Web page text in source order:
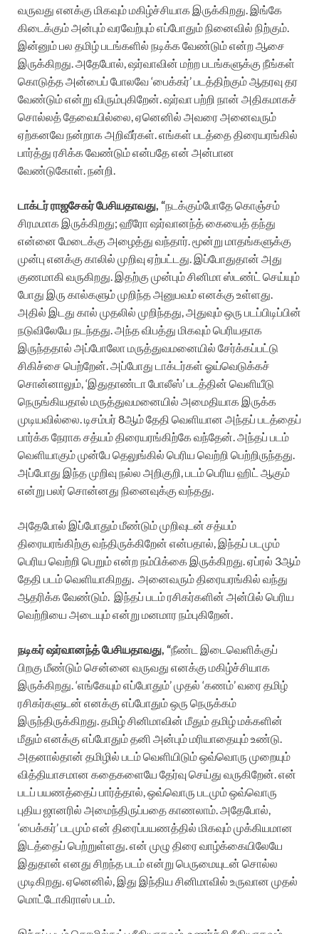
வருவது எனக்கு மிகவும் மகிழ்ச்சியாக இருக்கிறது. இங்கே
கிடைக்கும் அன்பும் வரவேற்பும் எப்போதும் நினைவில் நிற்கும்.
இன்னும் பல தமிழ் படங்களில் நடிக்க வேண்டும் என்ற ஆசை
இருக்கிறது. அதேபோல், ஷர்வாவின் மற்ற படங்களுக்கு நீங்கள்
கொடுத்த அன்பைப் போலவே ‘பைக்கர்’ படத்திற்கும் ஆதரவு தர
வேண்டும் என்று விரும்புகிறேன். ஷர்வா பற்றி நான் அதிகமாகச்
சொல்லத் தேவையில்லை, ஏனெனில் அவரை அனைவரும்
ஏற்கனவே நன்றாக அறிவீர்கள். எங்கள் படத்தை திரையரங்கில்
பார்த்து ரசிக்க வேண்டும் என்பதே என் அன்பான
வேண்டுகோள். நன்றி.
டாக்டர் ராஜசேகர் பேசியதாவது, “நடக்கும்போதே கொஞ்சம்
சிரமமாக இருக்கிறது; ஹீரோ ஷர்வானந்த் கையைத் தந்து
என்னை மேடைக்கு அழைத்து வந்தார். மூன்று மாதங்களுக்கு
முன்பு எனக்கு காலில் முறிவு ஏற்பட்டது. இப்போதுதான் அது
குணமாகி வருகிறது. இதற்கு முன்பும் சினிமா ஸ்டண்ட் செய்யும்
போது இரு கால்களும் முறிந்த அனுபவம் எனக்கு உள்ளது.
அதில் இடது கால் முதலில் முறிந்தது, அதுவும் ஒரு படப்பிடிப்பின்
நடுவிலேயே நடந்தது. அந்த விபத்து மிகவும் பெரியதாக
இருந்ததால் அப்போலோ மருத்துவமனையில் சேர்க்கப்பட்டு
சிகிச்சை பெற்றேன். அப்போது டாக்டர்கள் ஓய்வெடுக்கச்
சொன்னாலும், ‘இதுதாண்டா போலீஸ்’ படத்தின் வெளியீடு
நெருங்கியதால் மருத்துவமனையில் அமைதியாக இருக்க
முடியவில்லை. டிசம்பர் 8ஆம் தேதி வெளியான அந்தப் படத்தைப்
பார்க்க நேராக சத்யம் திரையரங்கிற்கே வந்தேன். அந்தப் படம்
வெளியாகும் முன்பே தெலுங்கில் பெரிய வெற்றி பெற்றிருந்தது.
அப்போது இந்த முறிவு நல்ல அறிகுறி, படம் பெரிய ஹிட் ஆகும்
என்று பலர் சொன்னது நினைவுக்கு வந்தது.
அதேபோல் இப்போதும் மீண்டும் முறிவுடன் சத்யம்
திரையரங்கிற்கு வந்திருக்கிறேன் என்பதால், இந்தப் படமும்
பெரிய வெற்றி பெறும் என்ற நம்பிக்கை இருக்கிறது. ஏப்ரல் 3ஆம்
தேதி படம் வெளியாகிறது. அனைவரும் திரையரங்கில் வந்து
ஆதரிக்க வேண்டும். இந்தப் படம் ரசிகர்களின் அன்பில் பெரிய
வெற்றியை அடையும் என்று மனமார நம்புகிறேன்.
நடிகர் ஷர்வானந்த் பேசியதாவது, “நீண்ட இடைவெளிக்குப்
பிறகு மீண்டும் சென்னை வருவது எனக்கு மகிழ்ச்சியாக
இருக்கிறது. ‘எங்கேயும் எப்போதும்’ முதல் ‘கணம்’ வரை தமிழ்
ரசிகர்களுடன் எனக்கு எப்போதும் ஒரு நெருக்கம்
இருந்திருக்கிறது. தமிழ் சினிமாவின் மீதும் தமிழ் மக்களின்
மீதும் எனக்கு எப்போதும் தனி அன்பும் மரியாதையும் உண்டு.
அதனால்தான் தமிழில் படம் வெளியிடும் ஒவ்வொரு முறையும்
வித்தியாசமான கதைகளையே தேர்வு செய்து வருகிறேன். என்
படப் பயணத்தைப் பார்த்தால், ஒவ்வொரு படமும் ஒவ்வொரு
புதிய ஜானரில் அமைந்திருப்பதை காணலாம். அதேபோல்,
‘பைக்கர்’ படமும் என் திரைப்பயணத்தில் மிகவும் முக்கியமான
இடத்தைப் பெற்றுள்ளது. என் முழு திரை வாழ்க்கையிலேயே
இதுதான் எனது சிறந்த படம் என்று பெருமையுடன் சொல்ல
முடிகிறது. ஏனெனில், இது இந்திய சினிமாவில் உருவான முதல்
மொட்டோகிராஸ் படம்.